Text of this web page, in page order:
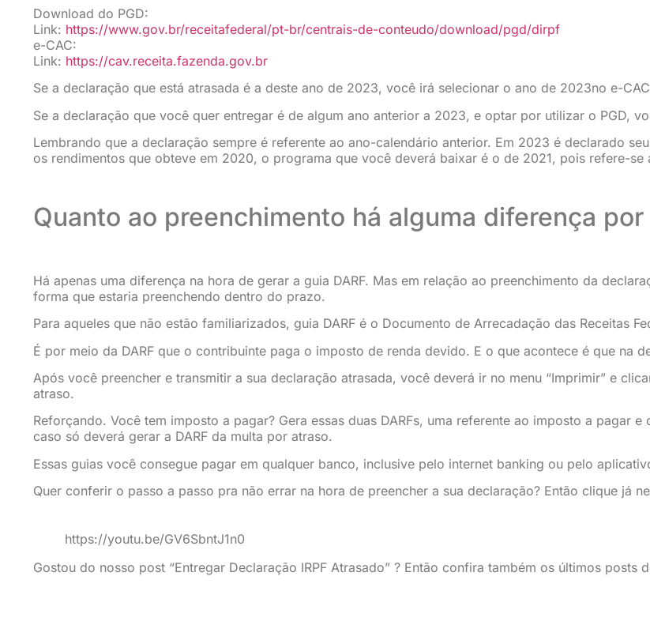
Download do PGD:
Link: https://www.gov.br/receitafederal/pt-br/centrais-de-conteudo/download/pgd/dirpf
e-CAC:
Link: https://cav.receita.fazenda.gov.br
Se a declaração que está atrasada é a deste ano de 2023, você irá selecionar o ano de 2023no e-
Se a declaração que você quer entregar é de algum ano anterior a 2023, e optar por utilizar o PGD,
Lembrando que a declaração sempre é referente ao ano-calendário anterior. Em 2023 é declarado
os rendimentos que obteve em 2020, o programa que você deverá baixar é o de 2021, pois refere-
Quanto ao preenchimento há alguma diferença
Há apenas uma diferença na hora de gerar a guia DARF. Mas em relação ao preenchimento da
forma que estaria preenchendo dentro do prazo.
Para aqueles que não estão familiarizados, guia DARF é o Documento de Arrecadação das Receitas
É por meio da DARF que o contribuinte paga o imposto de renda devido. E o que acontece é que na
Após você preencher e transmitir a sua declaração atrasada, você deverá ir no menu “Imprimir” e
atraso.
Reforçando. Você tem imposto a pagar? Gera essas duas DARFs, uma referente ao imposto a pagar
caso só deverá gerar a DARF da multa por atraso.
Essas guias você consegue pagar em qualquer banco, inclusive pelo internet banking ou pelo
Quer conferir o passo a passo pra não errar na hora de preencher a sua declaração? Então clique já
https://youtu.be/GV6SbntJ1n0
Gostou do nosso post “Entregar Declaração IRPF Atrasado” ? Então confira também os últimos posts